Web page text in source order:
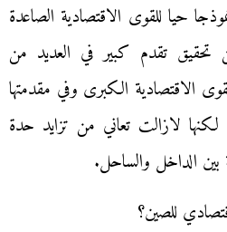
حيا للقوى الاقتصادية الصاعدة
تقدم كبير في العديد من
الاقتصادية الكبرى وفي مقدمتها
لكنها لازالت تعاني من تزايد حدة
بين الداخل والساحل.
للصين؟